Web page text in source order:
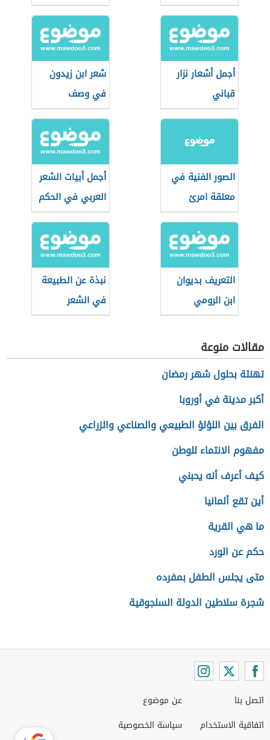
أجمل أشعار نزار
قباني
شعر ابن زيدون
في وصف
الطبيعة
الصور الفنية في
معلقة امرئ
القيس (قفا
نبكي)
أجمل أبيات الشعر
العربي في الحكم
التعريف بديوان
ابن الرومي
نبذة عن الطبيعة
في الشعر
الأندلسي
مقالات منوعة
تهنئة بحلول شهر رمضان
أكبر مدينة في أوروبا
الفرق بين اللؤلؤ الطبيعي والصناعي والزراعي
مفهوم الانتماء للوطن
كيف أعرف أنه يحبني
أين تقع ألمانيا
ما هي القرية
حكم عن الورد
متى يجلس الطفل بمفرده
شجرة سلاطين الدولة السلجوقية
اتصل بنا
اتفاقية الاستخدام
عن موضوع
سياسة الخصوصية